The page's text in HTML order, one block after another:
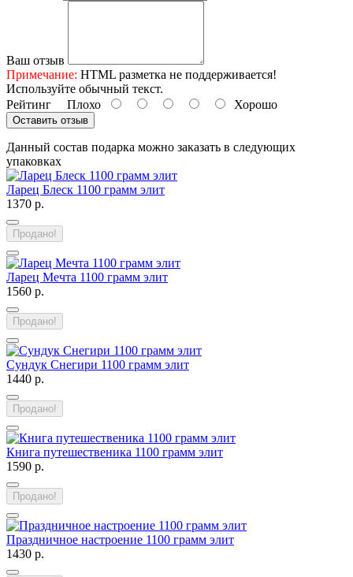
Ваш отзыв
Примечание: HTML разметка не поддерживается!
Используйте обычный текст.
Рейтинг Плохо Хорошо
Оставить отзыв
Данный состав подарка можно заказать в следующих
упаковках
Ларец Блеск 1100 грамм элит
1370 р.
Продано!
Ларец Мечта 1100 грамм элит
1560 р.
Продано!
Сундук Снегири 1100 грамм элит
1440 р.
Продано!
Книга путешественика 1100 грамм элит
1590 р.
Продано!
Праздничное настроение 1100 грамм элит
1430 р.